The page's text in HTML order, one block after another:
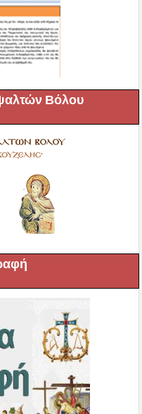
Βόλου